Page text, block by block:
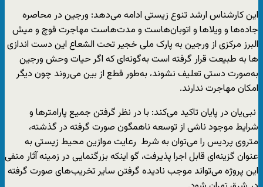
این کارشناس ارشد تنوع زیستی ادامه می‌دهد: ورجین در محاصره
جاده‌ها و ویلاها و اتوبان‌هاست و مدت‌هاست مهاجرت قوچ و میش
البرز مرکزی از ورجین به پارک ملی خجیر تحت الشعاع این دست اندازی­‌
ها به طبیعت قرار گرفته است به‌گونه‌ای که اگر حیات وحش ورجین
به‌صورت دستی تعلیف نشوند،‌ به‌طور قطع از بین می‌روند چون دیگر
امکان مهاجرت ندارند.
نبی‌یان در پایان تاکید می‌کند: با در نظر گرفتن جمیع پارامترها و
شرایط موجود ناشی از توسعه­ ناهمگون صورت گرفته در گذشته،
متروی پردیس را می­‌توان به شرط رعایت موازین محیط زیستی به
عنوان گزینه­‌ای قابل اجرا پذیرفت، گو اینکه بزرگنمایی در زمینه آثار منفی
این پروژه می‌تواند موجب نادیده گرفتن سایر تخریب‌های صورت گرفته